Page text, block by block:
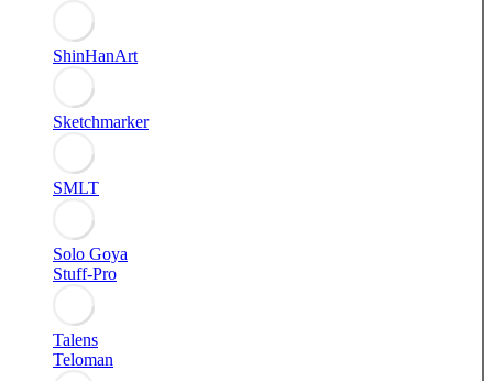
ShinHanArt
Sketchmarker
SMLT
Solo Goya
Stuff-Pro
Talens
Teloman